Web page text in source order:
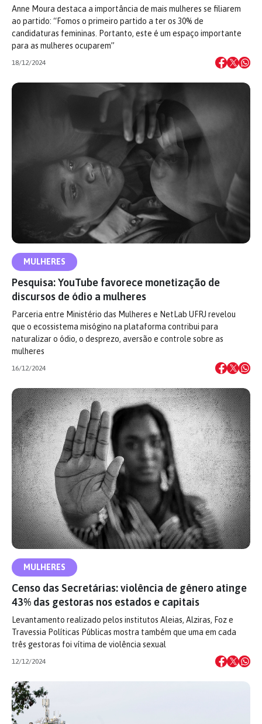
Anne Moura destaca a importância de mais mulheres se filiarem
ao partido: “Fomos o primeiro partido a ter os 30% de
candidaturas femininas. Portanto, este é um espaço importante
para as mulheres ocuparem”
18/12/2024
MULHERES
Pesquisa: YouTube favorece monetização de
discursos de ódio a mulheres
Parceria entre Ministério das Mulheres e NetLab UFRJ revelou
que o ecossistema misógino na plataforma contribui para
naturalizar o ódio, o desprezo, aversão e controle sobre as
mulheres
16/12/2024
MULHERES
Censo das Secretárias: violência de gênero atinge
43% das gestoras nos estados e capitais
Levantamento realizado pelos institutos Aleias, Alziras, Foz e
Travessia Políticas Públicas mostra também que uma em cada
três gestoras foi vítima de violência sexual
12/12/2024